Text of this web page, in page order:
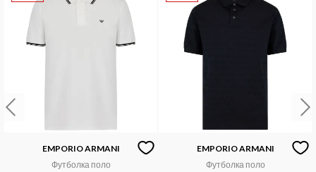
EMPORIO ARMANI
Футболка поло
EMPORIO ARMANI
Футболка поло